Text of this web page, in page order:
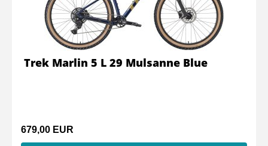
679,00 EUR
Trek Marlin 5 L 29 Mulsanne Blue